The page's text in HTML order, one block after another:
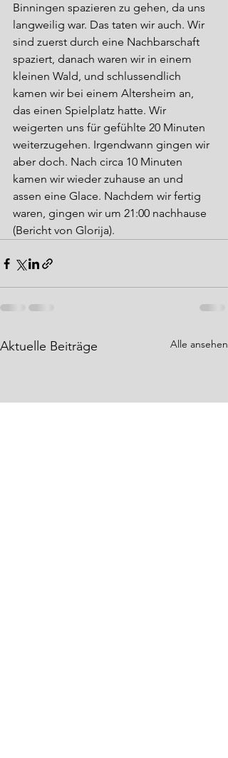
Binningen spazieren zu gehen, da uns
langweilig war. Das taten wir auch. Wir
sind zuerst durch eine Nachbarschaft
spaziert, danach waren wir in einem
kleinen Wald, und schlussendlich
kamen wir bei einem Altersheim an,
das einen Spielplatz hatte. Wir
weigerten uns für gefühlte 20 Minuten
weiterzugehen. Irgendwann gingen wir
aber doch. Nach circa 10 Minuten
kamen wir wieder zuhause an und
assen eine Glace. Nachdem wir fertig
waren, gingen wir um 21:00 nachhause
(Bericht von Glorija).
Aktuelle Beiträge Alle ansehen